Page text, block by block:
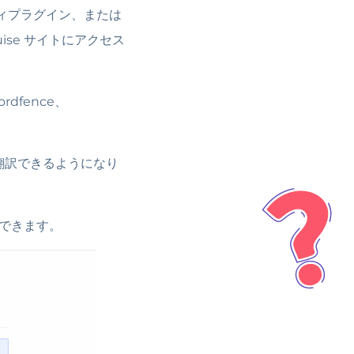
プラグイン、または
サイトにアクセス
、
できるようになり
ます。